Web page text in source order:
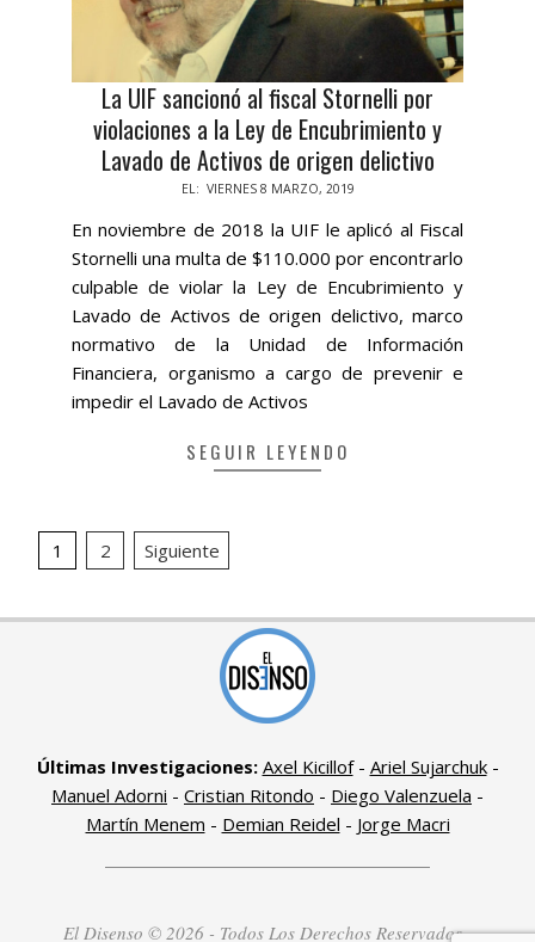
La UIF sancionó al fiscal Stornelli por
violaciones a la Ley de Encubrimiento y
Lavado de Activos de origen delictivo
EL: VIERNES 8 MARZO, 2019
En noviembre de 2018 la UIF le aplicó al Fiscal
Stornelli una multa de $110.000 por encontrarlo
culpable de violar la Ley de Encubrimiento y
Lavado de Activos de origen delictivo, marco
normativo de la Unidad de Información
Financiera, organismo a cargo de prevenir e
impedir el Lavado de Activos
SEGUIR LEYENDO
Paginación
entradas
1 2 Siguiente
Últimas Investigaciones: Axel Kicillof- Ariel Sujarchuk-
Manuel Adorni - Cristian Ritondo - Diego Valenzuela -
Martín Menem - Demian Reidel - Jorge Macri
El Disenso © 2026 - Todos Los Derechos Reservados -